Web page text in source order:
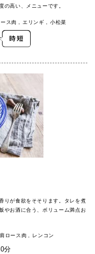
の高い、メニューです。
ス肉 エリンギ 小松菜
りが食欲をそそります。タレを煮
やお酒に合う、ボリューム満点お
ロース肉 レンコン
分